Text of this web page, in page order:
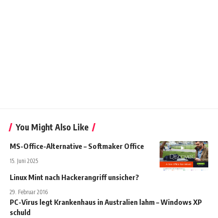
You Might Also Like
MS-Office-Alternative – Softmaker Office
15. Juni 2025
Linux Mint nach Hackerangriff unsicher?
29. Februar 2016
PC-Virus legt Krankenhaus in Australien lahm – Windows XP
schuld